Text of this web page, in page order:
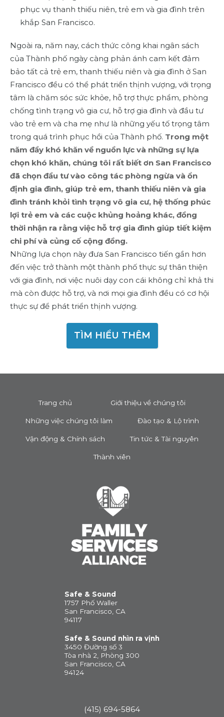
phục vụ thanh thiếu niên, trẻ em và gia đình trên
khắp San Francisco.
Ngoài ra, năm nay, cách thức công khai ngân sách
của Thành phố ngày càng phản ánh cam kết đảm
bảo tất cả trẻ em, thanh thiếu niên và gia đình ở San
Francisco đều có thể phát triển thịnh vượng, với trọng
tâm là chăm sóc sức khỏe, hỗ trợ thực phẩm, phòng
chống tình trạng vô gia cư, hỗ trợ gia đình và đầu tư
vào trẻ em và cha mẹ như là những yếu tố trọng tâm
trong quá trình phục hồi của Thành phố. Trong một
năm đầy khó khăn về nguồn lực và những sự lựa
chọn khó khăn, chúng tôi rất biết ơn San Francisco
đã chọn đầu tư vào công tác phòng ngừa và ổn
định gia đình, giúp trẻ em, thanh thiếu niên và gia
đình tránh khỏi tình trạng vô gia cư, hệ thống phúc
lợi trẻ em và các cuộc khủng hoảng khác, đồng
thời nhận ra rằng việc hỗ trợ gia đình giúp tiết kiệm
chi phí và củng cố cộng đồng.
Những lựa chọn này đưa San Francisco tiến gần hơn
đến việc trở thành một thành phố thực sự thân thiện
với gia đình, nơi việc nuôi dạy con cái không chỉ khả thi
mà còn được hỗ trợ, và nơi mọi gia đình đều có cơ hội
thực sự để phát triển thịnh vượng.
TÌM HIỂU THÊM
Safe & Sound
1757 Phố Waller
San Francisco, CA
94117
Safe & Sound nhìn ra vịnh
3450 Đường số 3
Tòa nhà 2, Phòng 300
San Francisco, CA
94124
(415) 694-5864
Trang chủ Giới thiệu về chúng tôi
Những việc chúng tôi làm Đào tạo & Lộ trình
Vận động & Chính sách Tin tức & Tài nguyên
Thành viên